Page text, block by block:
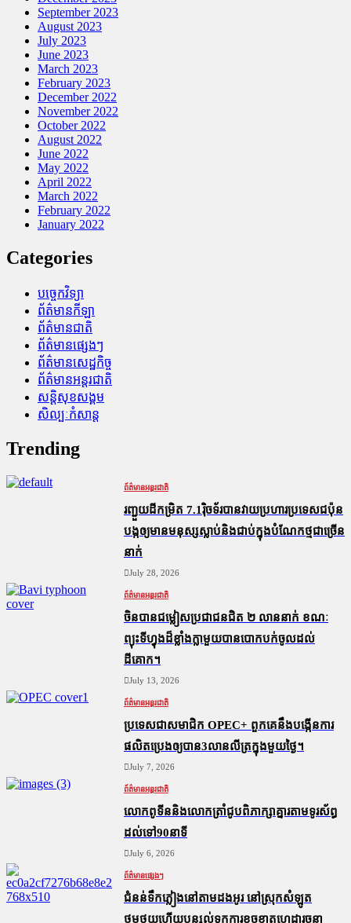
September 2023
August 2023
July 2023
June 2023
March 2023
February 2023
December 2022
November 2022
October 2022
August 2022
June 2022
May 2022
April 2022
March 2022
February 2022
January 2022
Categories
បច្ចេកវិទ្យា
ព័ត៌មានកីឡា
ព័ត៌មានជាតិ
ព័ត៌មានផ្សេងៗ
ព័ត៌មានសេដ្ឋកិច្ច
ព័ត៌មានអន្តរជាតិ
សន្តិសុខសង្គម
សិល្បៈកំសាន្ត
Trending
ព័ត៌មានអន្តរជាតិ
រញ្ជួយដីកម្រិត​ 7.1រ៉ិចទ័របានវាយប្រហារប្រទេសជប៉ុន
បង្កឲ្យមានមនុស្សស្លាប់​និង​ជាប់ក្នុងបំណែកថ្មជាច្រើន
នាក់
July 28, 2026
ព័ត៌មានអន្តរជាតិ
ចិនបានជម្លៀសប្រជាជនជិត ២ លាននាក់ ខណៈ
ព្យុះទីហ្វុងដ៏ខ្លាំងក្លាមួយបានបោកបក់ចូលដល់
ដីគោក។
July 13, 2026
ព័ត៌មានអន្តរជាតិ
ប្រទេសជាសមាជិក OPEC+​ ពួកគេនឹងបង្កើនការ
ផលិតប្រេងឲ្យបាន3លានលីត្រក្នុងមួយថ្ងៃ។
July 7, 2026
ព័ត៌មានអន្តរជាតិ
លោកពូទីននិងលោកត្រាំជូបពិភាក្សាគ្នារតាមទូរស័ព្ធ
ដល់ទៅ90នាទី
July 6, 2026
ព័ត៌មានផ្សេងៗ
ជំនន់​ទឹកភ្លៀង​នៅ​តាម​ដងអូរ​ នៅ​ស្រុក​សំឡូត​
ថមថយ​ហើយ​បន្សល់​ទុក​ការ​ខូចខាត​ហេដ្ឋារចនា